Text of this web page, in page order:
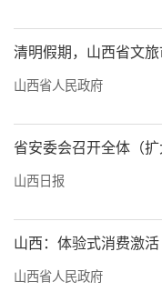
清明假期，山西省文
山西省人民政府
省安委会召开全体（
山西日报
山西：体验式消费激
山西省人民政府